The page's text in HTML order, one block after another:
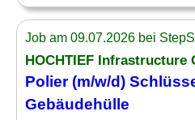
Job am 09.07.2026 bei
HOCHTIEF Infrastructure
Polier (m/w/d)
Gebäudehülle